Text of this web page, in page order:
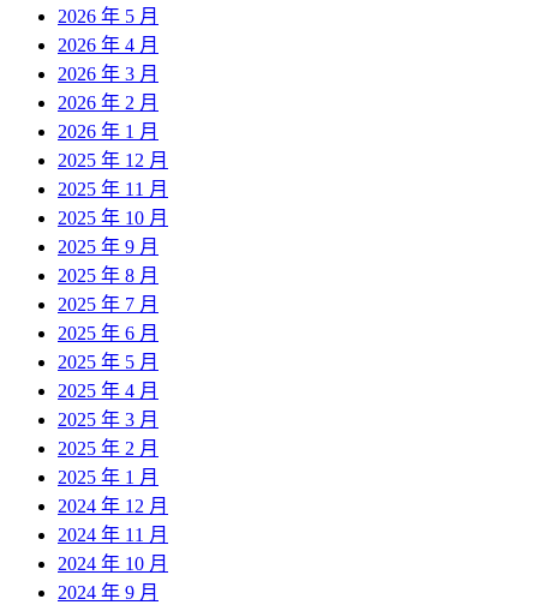
2026 年 5 月
2026 年 4 月
2026 年 3 月
2026 年 2 月
2026 年 1 月
2025 年 12 月
2025 年 11 月
2025 年 10 月
2025 年 9 月
2025 年 8 月
2025 年 7 月
2025 年 6 月
2025 年 5 月
2025 年 4 月
2025 年 3 月
2025 年 2 月
2025 年 1 月
2024 年 12 月
2024 年 11 月
2024 年 10 月
2024 年 9 月